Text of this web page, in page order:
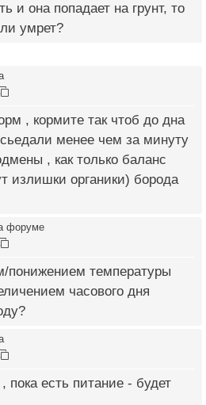
и она попадает на грунт, то
умрет?
, кормите так чтоб до дна
менее чем за минуту
, как только баланс
излишки органики) борода
форуме
понижением температуры
часового дня
пока есть питание - будет